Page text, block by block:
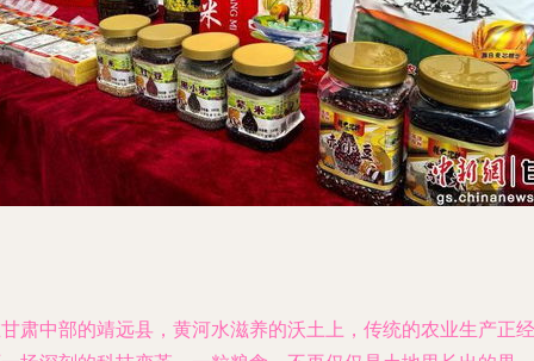
肃中部的靖远县，黄河水滋养的沃土上，传统的农业生产正经